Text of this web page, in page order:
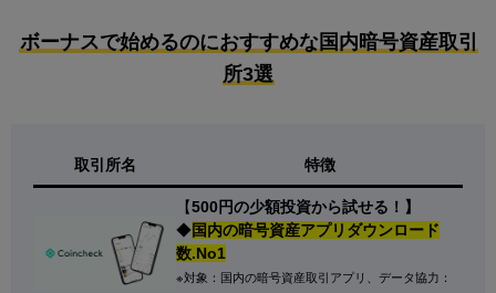
ボーナスで始めるのにおすすめな国内暗号資産取引
所3選
取引所名 特徴
【500円の少額投資から試せる！】
◆国内の暗号資産アプリダウンロード
数.No1
※対象：国内の暗号資産取引アプリ、データ協力：